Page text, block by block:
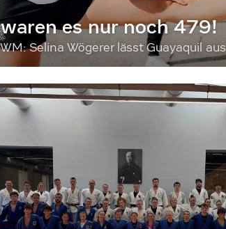
es nur noch 479!
Selina Wögerer lässt Guayaquil aus